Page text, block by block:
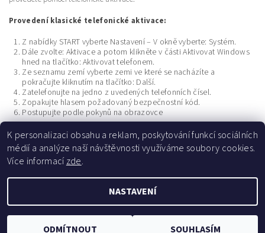
Provedení klasické telefonické aktivace:
Z nabídky START vyberte Nastavení – V okně vyberte: Systém.
Dále zvolte: Aktivace a potom klikněte v části Aktivovat Windows
hned na tlačítko: Aktivovat telefonem.
Ze seznamu zemí vyberte zemi ve které se nacházíte a
pokračujte kliknutím na tlačítko: Další.
Zatelefonujte na jedno z uvedených telefonních čísel.
Zopakujte hlasem požadovaný bezpečnostní kód.
Postupujte podle pokynů na obrazovce
PŘEDCHOZÍ ČLÁNEK
2026 ©eDistribuce.cz, všechna práva vyhrazenaUpravit nastavení cookies
K personalizaci obsahu a reklam, poskytování funkcí sociálních
médií a analýze naší návštěvnosti využíváme soubory cookies.
Více informacízde.
NASTAVENÍ
ODMÍTNOUT SOUHLASÍM